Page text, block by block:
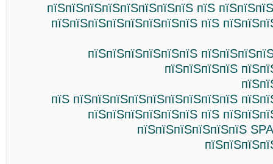
пїЅпїЅпїЅпїЅпїЅпїЅпїЅпїЅ пїЅ
пїЅпїЅпїЅпїЅпїЅпїЅпїЅпїЅ пїЅ
пїЅпїЅпїЅпїЅпїЅпїЅ
пїЅпїЅпїЅпїЅ
пїЅ пїЅпїЅпїЅпїЅпїЅпїЅпїЅпїЅпїЅ
пїЅпїЅпїЅпїЅпїЅпїЅ пїЅ
пїЅпїЅпїЅпїЅпїЅпїЅ